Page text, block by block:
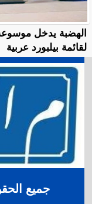
الهضبة يدخل
لقائمة بيلبورد عربية
جميع